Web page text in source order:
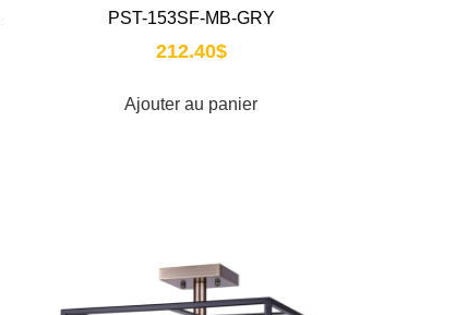
PST-153SF-MB-GRY
212.40$
Ajouter au panier